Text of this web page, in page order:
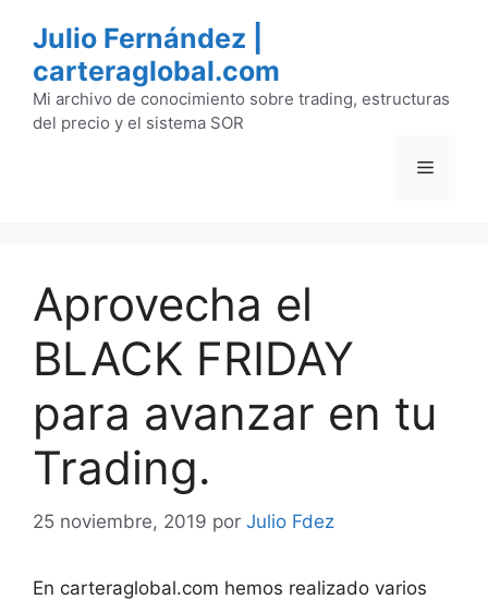
contenido
Julio Fernández |
carteraglobal.com
Mi archivo de conocimiento sobre trading, estructuras
del precio y el sistema SOR
Menú
Aprovecha el
BLACK FRIDAY
para avanzar en tu
Trading.
25 noviembre, 2019 por Julio Fdez
En carteraglobal.com hemos realizado varios